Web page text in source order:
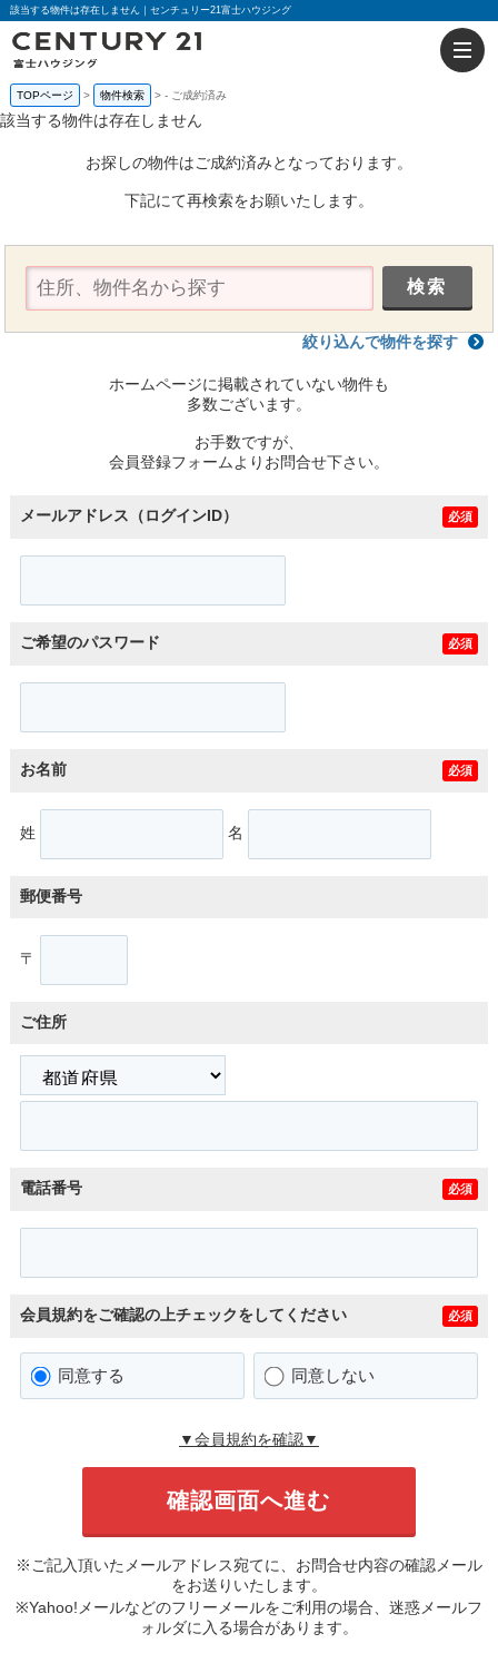
該当する物件は存在しません｜センチュリー21富士ハウジング
TOPページ 物件検索 - ご成約済み
該当する物件は存在しません
お探しの物件はご成約済みとなっております。
下記にて再検索をお願いたします。
絞り込んで物件を探す
ホームページに掲載されていない物件も
多数ございます。
お手数ですが、
会員登録フォームよりお問合せ下さい。
メールアドレス（ログインID） 必須
ご希望のパスワード 必須
お名前 必須
姓 名
郵便番号
〒
ご住所
電話番号 必須
会員規約をご確認の上チェックをしてください 必須
同意する 同意しない
▼会員規約を確認▼
※ご記入頂いたメールアドレス宛てに、お問合せ内容の確認メール
をお送りいたします。
※Yahoo!メールなどのフリーメールをご利用の場合、迷惑メールフ
ォルダに入る場合があります。